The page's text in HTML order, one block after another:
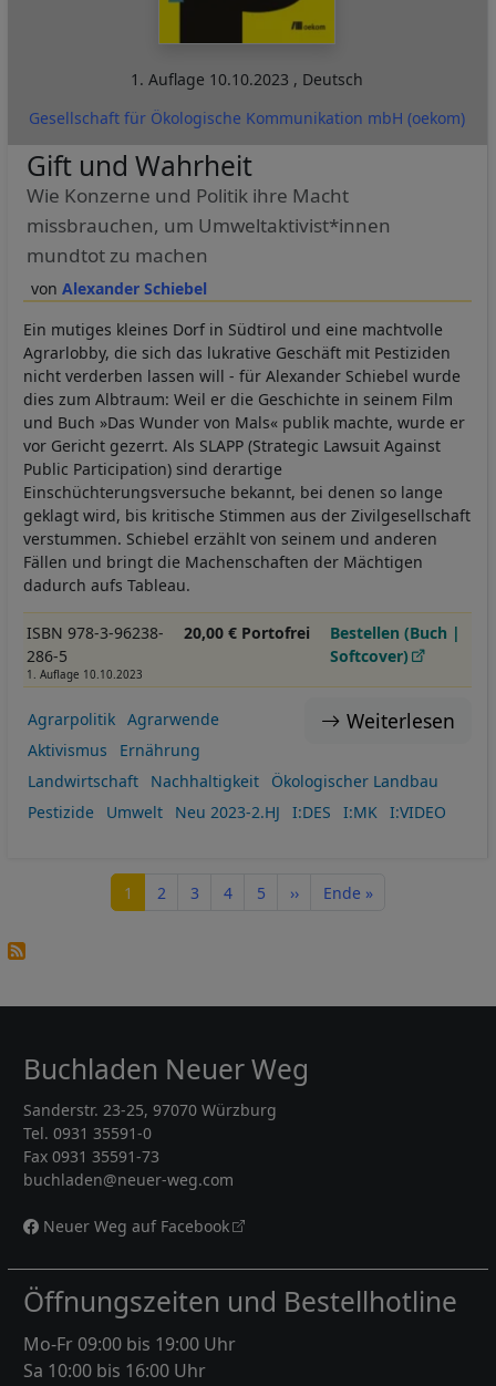
1. Auflage 10.10.2023 , Deutsch
Gesellschaft für Ökologische Kommunikation mbH (oekom)
Alexander Schiebel
Gift und Wahrheit
Wie Konzerne und Politik ihre Macht
missbrauchen, um Umweltaktivist*innen
mundtot zu machen
Ein mutiges kleines Dorf in Südtirol und eine machtvolle
Agrarlobby, die sich das lukrative Geschäft mit Pestiziden
nicht verderben lassen will - für Alexander Schiebel wurde
dies zum Albtraum: Weil er die Geschichte in seinem Film
und Buch »Das Wunder von Mals« publik machte, wurde er
vor Gericht gezerrt. Als SLAPP (Strategic Lawsuit Against
Public Participation) sind derartige
Einschüchterungsversuche bekannt, bei denen so lange
geklagt wird, bis kritische Stimmen aus der Zivilgesellschaft
verstummen. Schiebel erzählt von seinem und anderen
Fällen und bringt die Machenschaften der Mächtigen
dadurch aufs Tableau.
ISBN 978-3-96238-
286-5
1. Auflage 10.10.2023
20,00 € Portofrei
Bestellen (Buch |
Softcover)
Weiterlesen
Agrarpolitik
Agrarwende
Aktivismus
Ernährung
Landwirtschaft
Nachhaltigkeit
Ökologischer Landbau
Pestizide
Umwelt Neu 2023-2.HJ I:DES I:MK I:VIDEO
Seitennummerierung
Seite
1 Seite
2 Seite
3 Seite
4 Seite
5 Nächste Seite
›› Letzte Seite
Ende »
Buchladen Neuer Weg
Sanderstr. 23-25, 97070 Würzburg
Tel. 0931 35591-0
Fax 0931 35591-73
buchladen@neuer-weg.com
Neuer Weg auf Facebook
Öffnungszeiten und Bestellhotline
Mo-Fr 09:00 bis 19:00 Uhr
Sa 10:00 bis 16:00 Uhr